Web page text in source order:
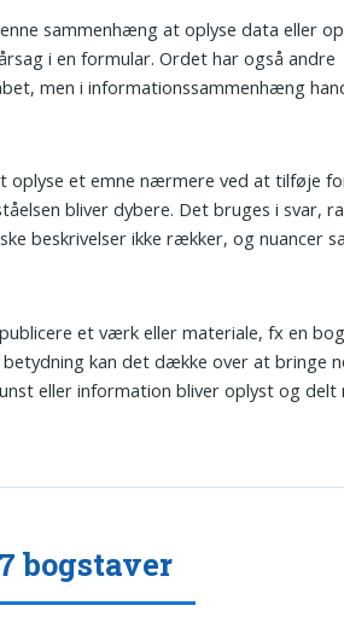
sammenhæng at oplyse data eller
i en formular. Ordet har også andre
men i informationssammenhæng
oplyse et emne nærmere ved at tilføje
bliver dybere. Det bruges i svar,
beskrivelser ikke rækker, og nuancer
et værk eller materiale, fx en
kan det dække over at bringe
eller information bliver oplyst og delt
bogstaver